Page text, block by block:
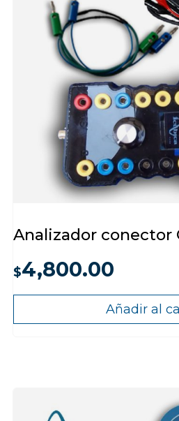
Analizador conector
$4,800.00
Añadir al